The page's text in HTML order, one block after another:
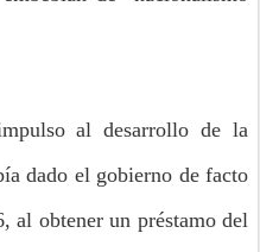
al desarrollo de la
dado el gobierno de facto
al obtener un préstamo del